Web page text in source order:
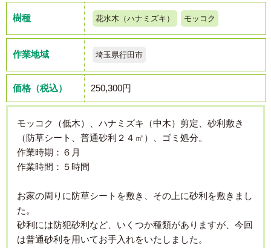
樹種 花水木（ハナミズキ） モッコク
作業地域 埼玉県行田市
価格（税込） 250,300円
モッコク（低木）、ハナミズキ（中木）剪定、砂利敷き
（防草シート、普通砂利２４㎡）、ゴミ処分。
作業時期：６月
作業時間：５時間
お家の周りに防草シートを敷き、その上に砂利を敷きまし
た。
砂利には防犯砂利など、いくつか種類がありますが、今回
は普通砂利を用いてお手入れをいたしました。